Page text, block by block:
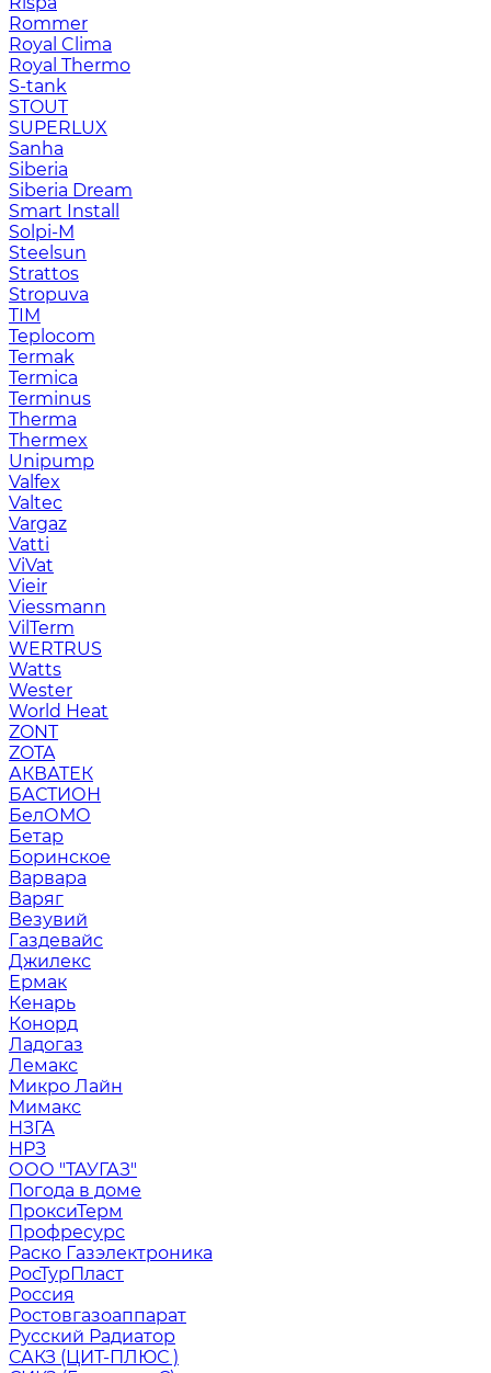
Rommer
Royal Clima
Royal Thermo
S-tank
STOUT
SUPERLUX
Sanha
Siberia
Siberia Dream
Smart Install
Solpi-M
Steelsun
Strattos
Stropuva
TIM
Teplocom
Termak
Termica
Terminus
Therma
Thermex
Unipump
Valfex
Valtec
Vargaz
Vatti
ViVat
Vieir
Viessmann
VilTerm
WERTRUS
Watts
Wester
World Heat
ZONT
ZOTA
АКВАТЕК
БАСТИОН
БелОМО
Бетар
Боринское
Варвара
Варяг
Везувий
Газдевайс
Джилекс
Ермак
Кенарь
Конорд
Ладогаз
Лемакс
Микро Лайн
Мимакс
НЗГА
НРЗ
ООО "ТАУГАЗ"
Погода в доме
ПроксиТерм
Профресурс
Раско Газэлектроника
РосТурПласт
Россия
Ростовгазоаппарат
Русский Радиатор
САКЗ (ЦИТ-ПЛЮС )